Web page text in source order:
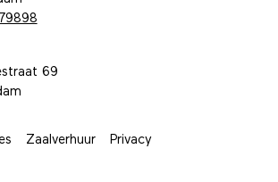
69
Zaalverhuur Privacy